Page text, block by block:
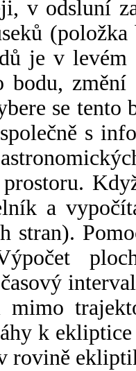
v odsluní
je v
se tento
s
a
stran).
k
rovině